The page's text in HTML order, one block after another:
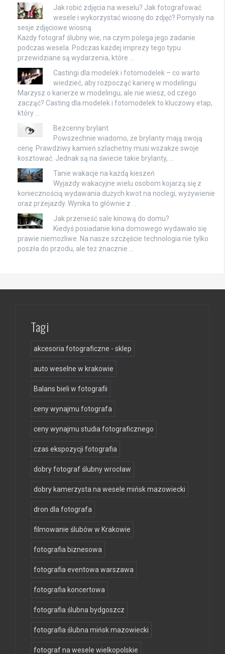
Jak robić zdjęcia na weselu? Jak fotografować
wesele i wykorzystać wiosnę do zdjęć? Pomysły na
sesje zdjęciowe wiosną
Każdy fotograf ślubny wie, na czym polega jego zadanie
podczas wesela. Podczas każdej imprezy tego typu
przewidziane są wydarzenia, które …
Castingi dla modelek i fotomodelek – co warto
wiedzieć, aby rozpocząć karierę w modelingu
Marzysz o karierze w modelingu, ale nie wiesz, od czego
zacząć? Casting dla modelek i fotomodelek to kluczowy etap,
który …
Bezcenny brylant
Powszechnie wiadomo, że brylanty mają swoją
cenę. Prawdziwy kamień szlachetny musi wszakże swoje
kosztować. Jednak są na świecie takie brylanty, …
Tanie wakacje na każdą kieszeń
Wyjazdy wakacyjne wielu osobom kojarzą się z
koniecznością wydawania dużych kwot na noclegi, wyżywienie
oraz przejazdy. Wynika to głównie z …
Jak przenieść sale kinową do domu?
Kiedyś posiadanie kina domowego wydawało się
prawie niemożliwe. Na nasze szczęście technologia nie tylko
poszła do przodu, ale też znacznie …
Tagi
akcesoria fotograficzne - sklep
auto weselne w krakowie
Balans bieli w fotografii
ceny wynajmu fotografa
ceny wynajmu studia fotograficznego
czas ekspozycji fotografia
dobry fotograf ślubny wrocław
dobry kamerzysta na wesele mińsk mazowiecki
dron dla fotografa
filmowanie ślubów w Krakowie
fotografia biznesowa
fotografia eventowa warszawa
fotografia koncertowa
fotografia ślubna bydgoszcz
fotografia ślubna mińsk mazowiecki
fotograf na wesele wielkopolskie